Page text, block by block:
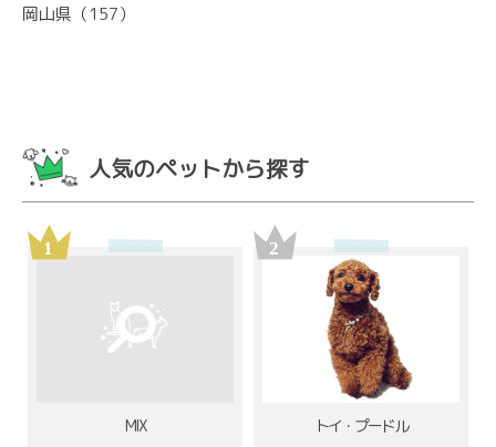
岡山県（157）
人気のペットから探す
MIX トイ・プードル